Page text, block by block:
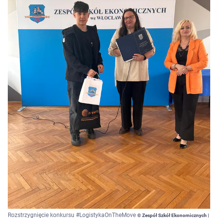
Rozstrzygnięcie konkursu #LogistykaOnTheMove © Zespół Szkół Ekonomicznych |